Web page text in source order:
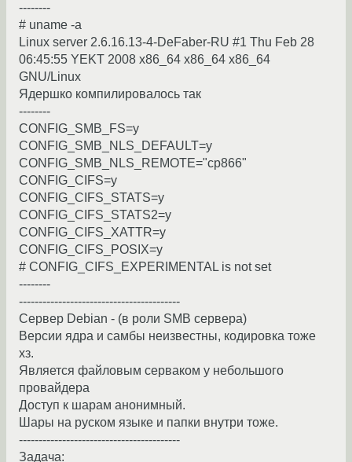
--------
# uname -a
Linux server 2.6.16.13-4-DeFaber-RU #1 Thu Feb 28
06:45:55 YEKT 2008 x86_64 x86_64 x86_64
GNU/Linux
Ядершко компилировалось так
--------
CONFIG_SMB_FS=y
CONFIG_SMB_NLS_DEFAULT=y
CONFIG_SMB_NLS_REMOTE="cp866"
CONFIG_CIFS=y
CONFIG_CIFS_STATS=y
CONFIG_CIFS_STATS2=y
CONFIG_CIFS_XATTR=y
CONFIG_CIFS_POSIX=y
# CONFIG_CIFS_EXPERIMENTAL is not set
--------
-----------------------------------------
Сервер Debian - (в роли SMB сервера)
Версии ядра и самбы неизвестны, кодировка тоже
хз.
Является файловым серваком у небольшого
провайдера
Доступ к шарам анонимный.
Шары на руском языке и папки внутри тоже.
-----------------------------------------
Задача: